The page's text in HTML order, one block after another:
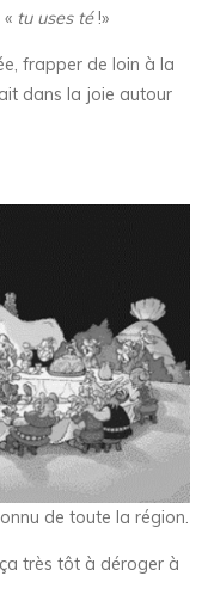
tu uses té!»
frapper de loin à la
dans la joie autour
de toute la région.
très tôt à déroger à